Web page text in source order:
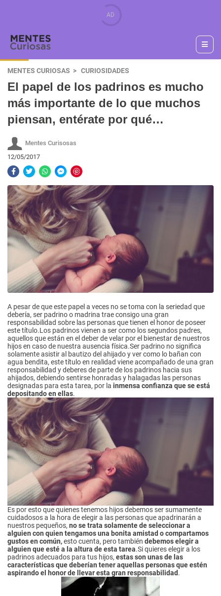
MENTES CURIOSAS CURIOSIDADES
El papel de los padrinos es mucho
más importante de lo que muchos
piensan, entérate por qué…
Mentes Curisosas
12/05/2017
A pesar de que este papel a veces no se toma con la seriedad que
debería, ser padrino o madrina trae consigo una gran
responsabilidad sobre las personas que tienen el honor de poseer
este título.Los padrinos vienen a ser como los segundos padres,
aquellos que están en el deber de velar por el bienestar de nuestros
hijos en caso de nuestra ausencia física.Ser padrino no significa
solamente asistir al bautizo del ahijado y ver como lo bañan con
agua bendita, este título en realidad viene acompañado de una gran
responsabilidad y deberes de parte de los padrinos hacia sus
ahijados, debiendo sentirse honradas y halagadas las personas
designadas para esta tarea, por la inmensa confianza que se está
depositando en ellas.
Es por esto que quienes tenemos hijos debemos ser sumamente
cuidadosos a la hora de elegir a las personas que apadrinarán a
nuestros pequeños, no se trata solamente de seleccionar a
alguien con quien tengamos una bonita amistad o compartamos
gustos en común,esto cuenta, pero también debemos elegir a
alguien que esté a la altura de esta tarea.Si quieres elegir a los
padrinos adecuados para tus hijos, estas son unas de las
características que deberían tener aquellas personas que estén
aspirando el honor de llevar esta gran responsabilidad.